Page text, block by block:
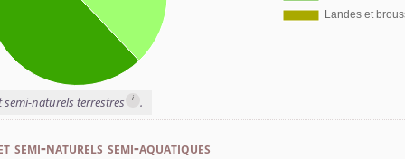
semi-naturels terrestres i .
naturels semi-aquatiques